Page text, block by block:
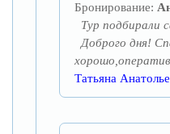
Бронирование:
Тур подбирали
Доброго дня!
Татьяна